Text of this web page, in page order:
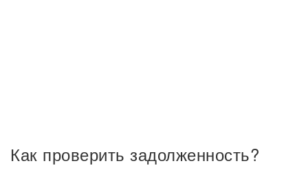
Как проверить задолженность?